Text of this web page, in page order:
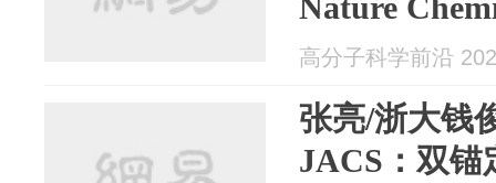
高分子科学前沿
张亮/浙大钱
JACS：双锚